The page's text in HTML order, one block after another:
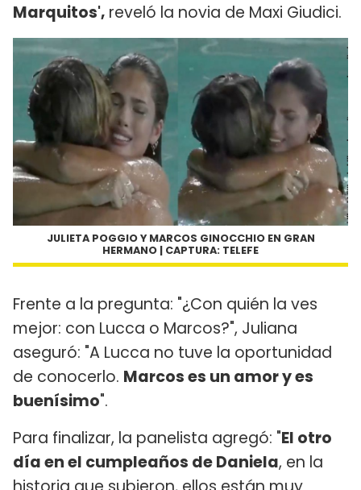
Marquitos', reveló la novia de Maxi Giudici.
JULIETA POGGIO Y MARCOS GINOCCHIO EN GRAN
HERMANO | CAPTURA: TELEFE
Frente a la pregunta: "¿Con quién la ves
mejor: con Lucca o Marcos?", Juliana
aseguró: "A Lucca no tuve la oportunidad
de conocerlo. Marcos es un amor y es
buenísimo".
Para finalizar, la panelista agregó: "El otro
día en el cumpleaños de Daniela, en la